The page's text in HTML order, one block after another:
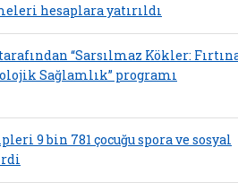
hesaplara yatırıldı
“Sarsılmaz Kökler:
Sağlamlık” programı
9 bin 781 çocuğu spora ve sosyal